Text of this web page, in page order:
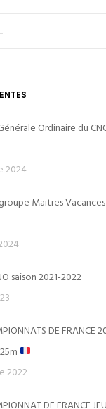
Ordinaire du
2024
Maitres
saison 2021-2022
DE FRANCE
2022
DE FRANCE
Piscine du Dôme St-
78100 SAINT